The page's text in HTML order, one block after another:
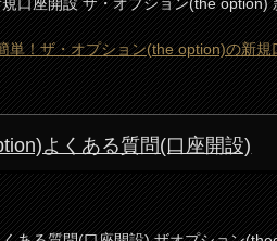
単！ザ・オプション(the option)の新
よくある質問(口座開設)